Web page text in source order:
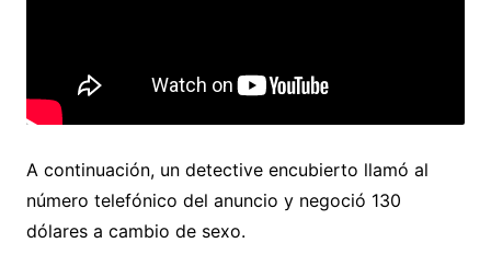
A continuación, un detective encubierto llamó al
número telefónico del anuncio y negoció 130
dólares a cambio de sexo.